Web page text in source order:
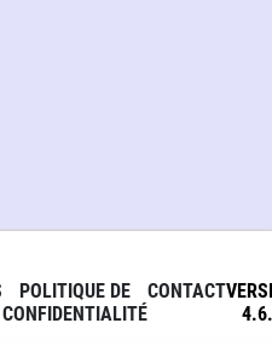
POLITIQUE DE
CONFIDENTIALITÉ
CONTACT